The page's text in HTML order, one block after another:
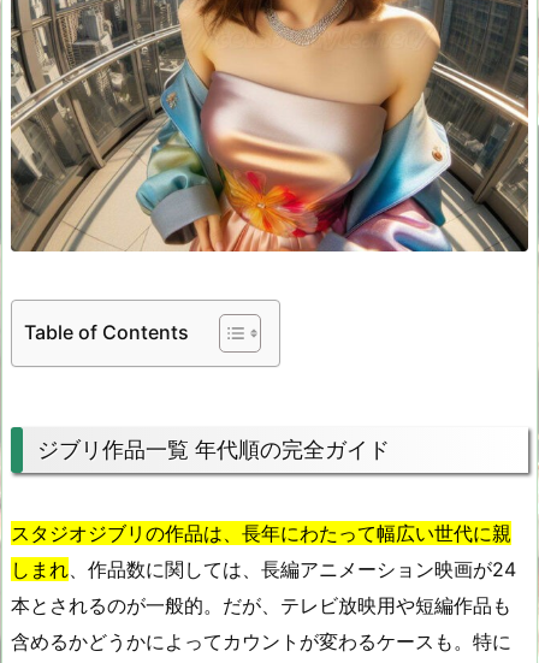
Table of Contents
ジブリ作品一覧 年代順の完全ガイド
スタジオジブリの作品は、長年にわたって幅広い世代に親
しまれ 、作品数に関しては、長編アニメーション映画が24
本とされるのが一般的。だが、テレビ放映用や短編作品も
含めるかどうかによってカウントが変わるケースも。特に